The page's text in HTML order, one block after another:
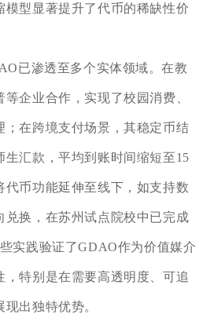
模型显著提升了代币的稀缺性价
已渗透至多个实体领域。在教
企业合作，实现了校园消费、
；在跨境支付场景，其稳定币结
生汇款，平均到账时间缩短至15
代币功能延伸至线下，如支持数
兑换，在苏州试点院校中已完成
实践验证了GDAO作为价值媒介
，特别是在需要高透明度、可追
出独特优势。